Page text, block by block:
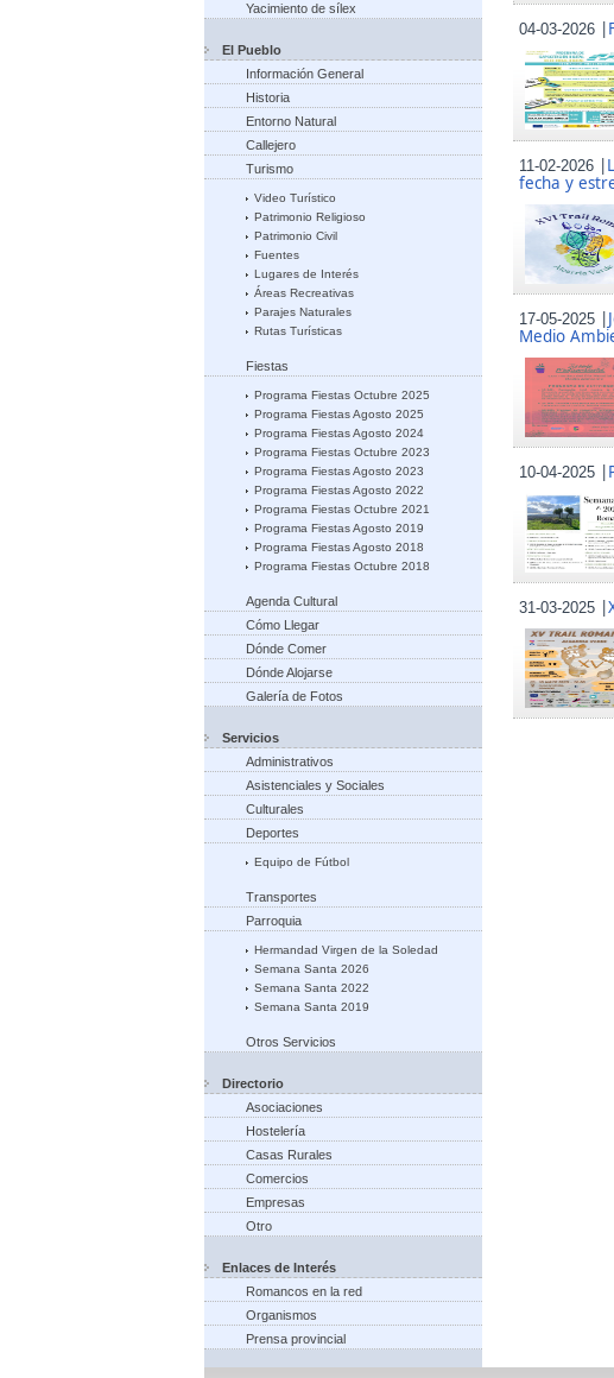
Yacimiento de sílex
El Pueblo
Información General
Historia
Entorno Natural
Callejero
Turismo
Video Turístico
Patrimonio Religioso
Patrimonio Civil
Fuentes
Lugares de Interés
Áreas Recreativas
Parajes Naturales
Rutas Turísticas
Fiestas
Programa Fiestas Octubre 2025
Programa Fiestas Agosto 2025
Programa Fiestas Agosto 2024
Programa Fiestas Octubre 2023
Programa Fiestas Agosto 2023
Programa Fiestas Agosto 2022
Programa Fiestas Octubre 2021
Programa Fiestas Agosto 2019
Programa Fiestas Agosto 2018
Programa Fiestas Octubre 2018
Agenda Cultural
Cómo Llegar
Dónde Comer
Dónde Alojarse
Galería de Fotos
Servicios
Administrativos
Asistenciales y Sociales
Culturales
Deportes
Equipo de Fútbol
Transportes
Parroquia
Hermandad Virgen de la Soledad
Semana Santa 2026
Semana Santa 2022
Semana Santa 2019
Otros Servicios
Directorio
Asociaciones
Hostelería
Casas Rurales
Comercios
Empresas
Otro
Enlaces de Interés
Romancos en la red
Organismos
Prensa provincial
04-03-2026 |
11-02-2026 |
fecha y
17-05-2025 |
Medio
10-04-2025 |
31-03-2025 |